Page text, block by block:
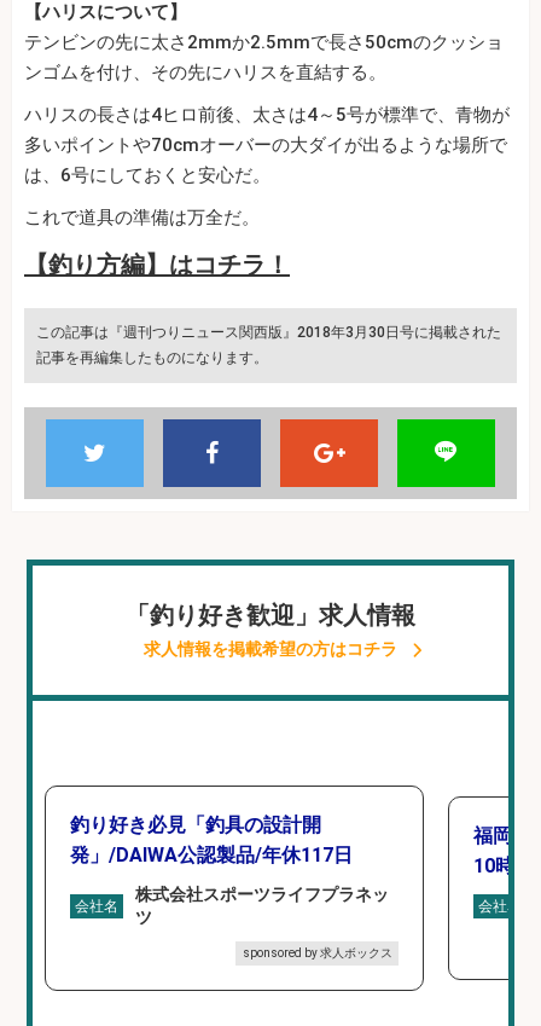
【ハリスについて】
テンビンの先に太さ2mmか2.5mmで長さ50cmのクッショ
ンゴムを付け、その先にハリスを直結する。
ハリスの長さは4ヒロ前後、太さは4～5号が標準で、青物が
多いポイントや70cmオーバーの大ダイが出るような場所で
は、6号にしておくと安心だ。
これで道具の準備は万全だ。
【釣り方編】はコチラ！
この記事は『週刊つりニュース関西版』2018年3月30日号に掲載された
記事を再編集したものになります。
「釣り好き歓迎」求人情報
求人情報を掲載希望の方はコチラ
釣り好き必見「釣具の設計開
発」/DAIWA公認製品/年休117日
会社名
株式会社スポーツライフプラネッ
ツ
sponsored by 求人ボックス
福岡「
10時間
会社名